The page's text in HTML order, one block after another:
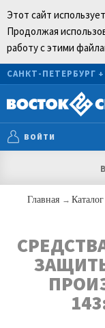
Этот сайт
Продолжая
работу с этими
САНКТ-ПЕТЕРБУРГ
ВОЙТИ
Главная → Каталог